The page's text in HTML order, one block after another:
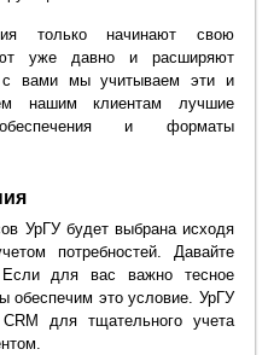
только начинают свою
уже давно и расширяют
с вами мы учитываем эти и
нашим клиентам лучшие
и форматы
УрГУ будет выбрана исходя
потребностей. Давайте
для вас важно тесное
обеспечим это условие. УрГУ
для тщательного учета